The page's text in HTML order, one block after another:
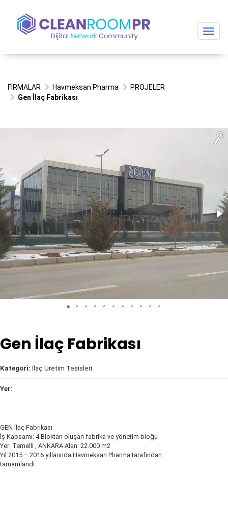
FİRMALAR Havmeksan Pharma
PROJELER
Gen İlaç Fabrikası
Gen İlaç Fabrikası
Kategori: İlaç Üretim Tesisleri
Yer:
GEN İlaç Fabrikası
İş Kapsamı: 4 Bloktan oluşan fabrika ve yönetim bloğu
Yer: Temelli , ANKARA Alan: 22.000 m2
Yıl:2015 – 2016 yıllarında Havmeksan Pharma tarafından
tamamlandı.